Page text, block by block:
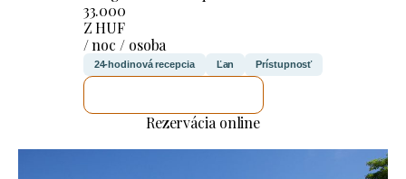
33.000
Z HUF
/ noc / osoba
24-hodinová recepcia Ľan Prístupnosť
Rezervácia online